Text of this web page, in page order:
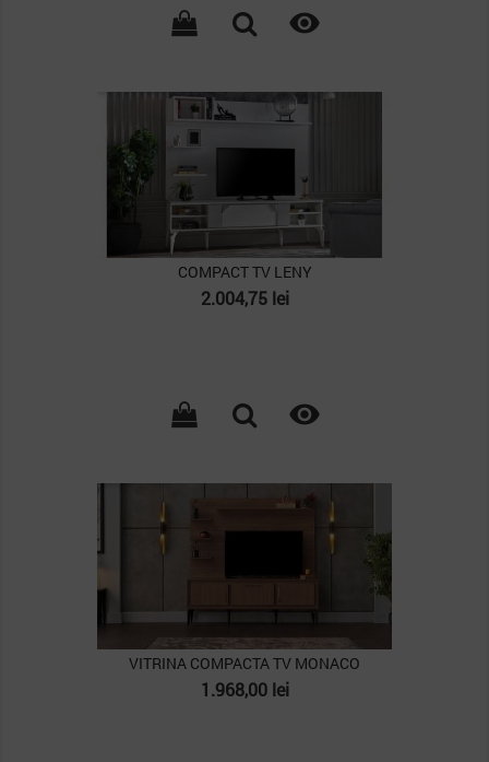

COMPACT TV LENY
Pret
2.004,75 lei

VITRINA COMPACTA TV MONACO
Pret
1.968,00 lei